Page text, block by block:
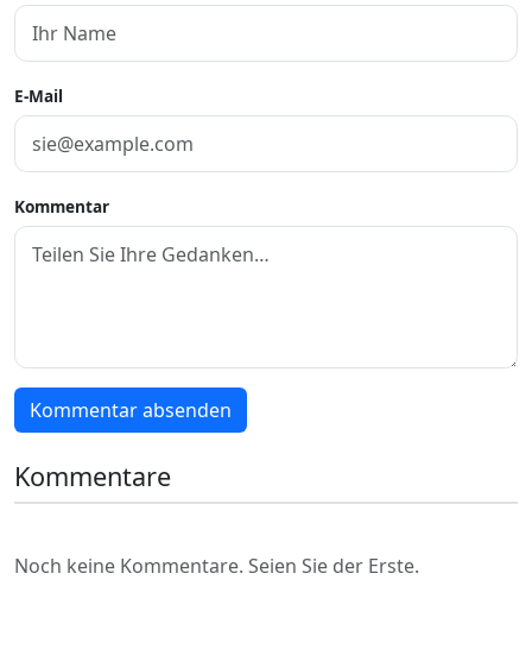
E-Mail
Kommentar
Kommentar absenden
Kommentare
Noch keine Kommentare. Seien Sie der Erste.